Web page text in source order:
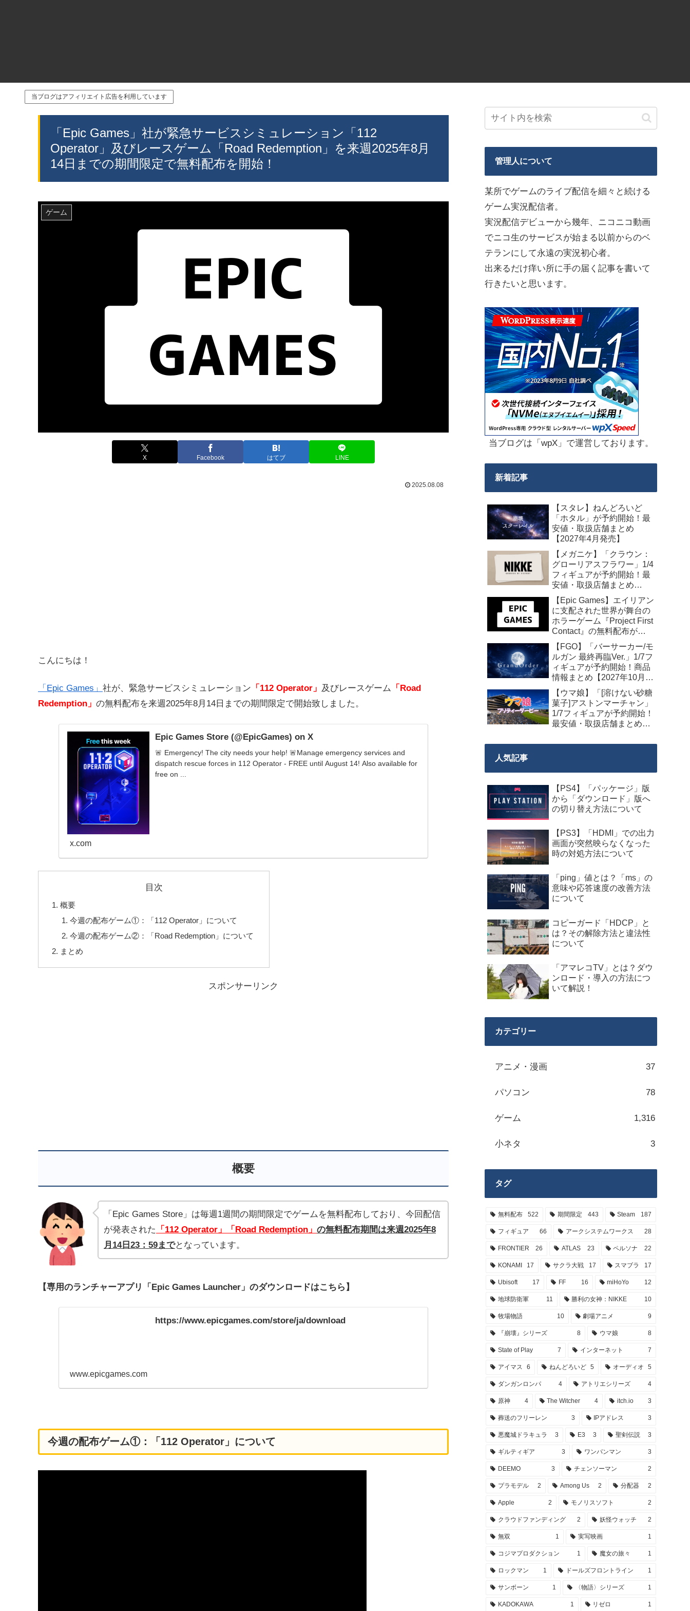
当ブログはアフィリエイト広告を利用しています
「Epic Games」社が緊急サービスシミュレーション「112
Operator」及びレースゲーム「Road Redemption」を来週2025年8月
14日までの期間限定で無料配布を開始！
ゲーム
X Facebook はてブ LINE
2025.08.08
こんにちは！
「Epic Games」 社が、緊急サービスシミュレーション 「112 Operator」 及びレースゲーム 「Road
Redemption」 の無料配布を来週2025年8月14日までの期間限定で開始致しました。
Epic Games Store (@EpicGames) on X
🚨 Emergency! The city needs your help! 🚨Manage emergency services and
dispatch rescue forces in 112 Operator - FREE until August 14! Also available for
free on ...
x.com
目次
概要
今週の配布ゲーム①：「112 Operator」について
今週の配布ゲーム②：「Road Redemption」について
まとめ
スポンサーリンク
概要
「Epic Games Store」は毎週1週間の期間限定でゲームを無料配布しており、今回配信
が発表された
「112 Operator」 「Road Redemption」 の無料配布期間は来週2025年8
月14日23：59までとなっています。
【専用のランチャーアプリ「Epic Games Launcher」のダウンロードはこちら】
https://www.epicgames.com/store/ja/download
www.epicgames.com
今週の配布ゲーム①：「112 Operator」について
管理人について
某所でゲームのライブ配信を細々と続ける
ゲーム実況配信者。
実況配信デビューから幾年、ニコニコ動画
でニコ生のサービスが始まる以前からのベ
テランにして永遠の実況初心者。
出来るだけ痒い所に手の届く記事を書いて
行きたいと思います。
当ブログは「wpX」で運営しております。
新着記事
【スタレ】ねんどろいど
「ホタル」が予約開始！最
安値・取扱店舗まとめ
【2027年4月発売】
【メガニケ】「クラウン：
グローリアスフラワー」1/4
フィギュアが予約開始！最
安値・取扱店舗まとめ
【2027年5月発売】
【Epic Games】エイリアン
に支配された世界が舞台の
ホラーゲーム『Project First
Contact』の無料配布が
2026年8月18日午前7時まで
の期間限定で開始
【FGO】「バーサーカー/モ
ルガン 最終再臨Ver.」1/7フ
ィギュアが予約開始！商品
情報まとめ【2027年10月発
売】
【ウマ娘】「[溶けない砂糖
菓子]アストンマーチャン」
1/7フィギュアが予約開始！
最安値・取扱店舗まとめ
人気記事
【PS4】「パッケージ」版
から「ダウンロード」版へ
の切り替え方法について
【PS3】「HDMI」での出力
画面が突然映らなくなった
時の対処方法について
「ping」値とは？「ms」の
意味や応答速度の改善方法
について
コピーガード「HDCP」と
は？その解除方法と違法性
について
「アマレコTV」とは？ダウ
ンロード・導入の方法につ
いて解説！
カテゴリー
アニメ・漫画 37
パソコン 78
ゲーム 1,316
小ネタ 3
タグ
無料配布 522 期間限定 443 Steam 187
フィギュア 66 アークシステムワークス 28
FRONTIER 26 ATLAS 23 ペルソナ 22
KONAMI 17 サクラ大戦 17 スマブラ 17
Ubisoft 17 FF 16 miHoYo 12
地球防衛軍 11 勝利の女神：NIKKE 10
牧場物語 10 劇場アニメ 9
『崩壊』シリーズ 8 ウマ娘 8
State of Play 7 インターネット 7
アイマス 6 ねんどろいど 5 オーディオ 5
ダンガンロンパ 4 アトリエシリーズ 4
原神 4 The Witcher 4 itch.io 3
葬送のフリーレン 3 IPアドレス 3
悪魔城ドラキュラ 3 E3 3 聖剣伝説 3
ギルティギア 3 ワンパンマン 3
DEEMO 3 チェンソーマン 2
プラモデル 2 Among Us 2 分配器 2
Apple 2 モノリスソフト 2
クラウドファンディング 2 妖怪ウォッチ 2
無双 1 実写映画 1
コジマプロダクション 1 魔女の旅々 1
ロックマン 1 ドールズフロントライン 1
サンボーン 1 〈物語〉シリーズ 1
KADOKAWA 1 リゼロ 1